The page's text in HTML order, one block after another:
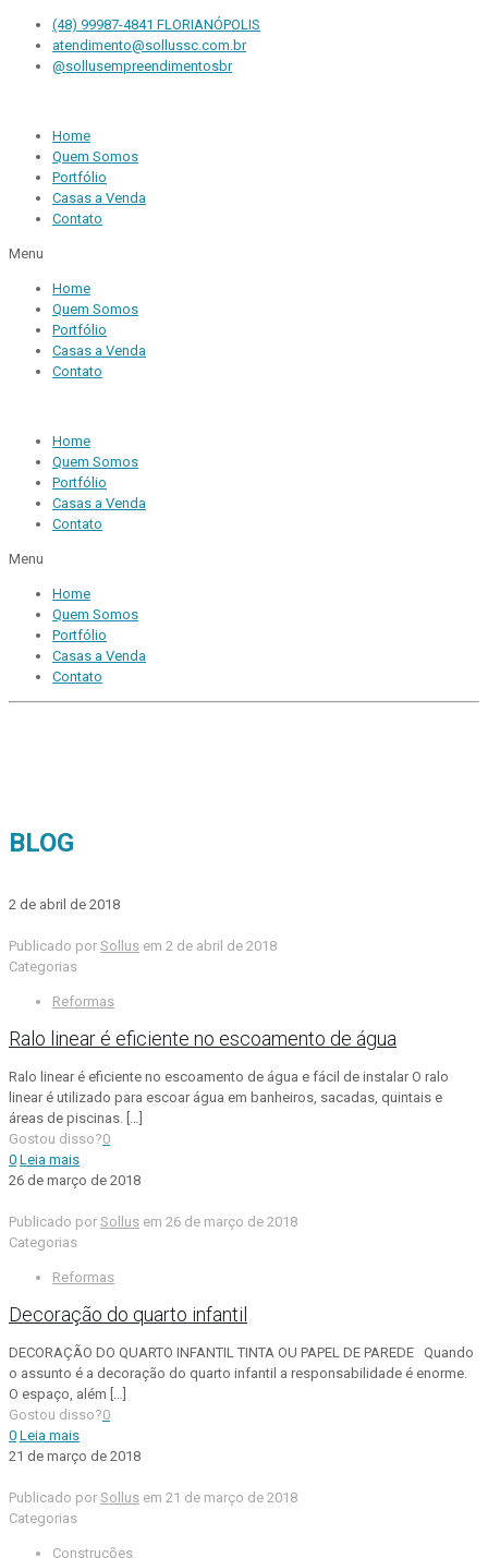
(48) 99987-4841 FLORIANÓPOLIS
atendimento@sollussc.com.br
@sollusempreendimentosbr
Home
Quem Somos
Portfólio
Casas a Venda
Contato
Menu
Home
Quem Somos
Portfólio
Casas a Venda
Contato
Home
Quem Somos
Portfólio
Casas a Venda
Contato
Menu
Home
Quem Somos
Portfólio
Casas a Venda
Contato
BLOG
2 de abril de 2018
Publicado por Sollus em 2 de abril de 2018
Categorias
Reformas
Ralo linear é eficiente no escoamento de água
Ralo linear é eficiente no escoamento de água e fácil de instalar O ralo
linear é utilizado para escoar água em banheiros, sacadas, quintais e
áreas de piscinas. […]
Gostou disso?0
0 Leia mais
26 de março de 2018
Publicado por Sollus em 26 de março de 2018
Categorias
Reformas
Decoração do quarto infantil
DECORAÇÃO DO QUARTO INFANTIL TINTA OU PAPEL DE PAREDE Quando
o assunto é a decoração do quarto infantil a responsabilidade é enorme.
O espaço, além
Gostou disso?0
0 Leia mais
21 de março de 2018
Publicado por Sollus em 21 de março de 2018
Categorias
Construções